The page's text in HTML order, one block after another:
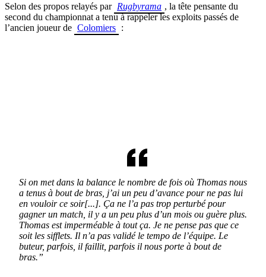
Selon des propos relayés par Rugbyrama , la tête pensante du
second du championnat a tenu à rappeler les exploits passés de
l’ancien joueur de Colomiers :
Si on met dans la balance le nombre de fois où Thomas nous
a tenus à bout de bras, j’ai un peu d’avance pour ne pas lui
en vouloir ce soir[...]. Ça ne l’a pas trop perturbé pour
gagner un match, il y a un peu plus d’un mois ou guère plus.
Thomas est imperméable à tout ça. Je ne pense pas que ce
soit les sifflets. Il n’a pas validé le tempo de l’équipe. Le
buteur, parfois, il faillit, parfois il nous porte à bout de
bras.”